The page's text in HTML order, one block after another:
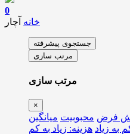
0
خانه آچار
جستجوی پیشرفته
مرتب سازی
مرتب سازی
×
فرض محبوبیت میانگین
به زیاد هزینه: زیاد به کم